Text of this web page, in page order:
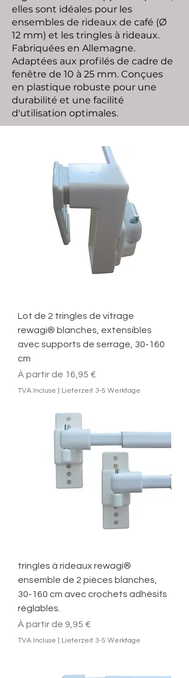
elles sont idéales pour les
ensembles de rideaux de café (Ø
12 mm) et les tringles à rideaux.
Fabriquées en Allemagne.
Adaptées aux profilés de cadre de
fenêtre de 10 à 25 mm. Conçues
en plastique robuste pour une
durabilité et une facilité
d'utilisation optimales.
Lot de 2 tringles de vitrage
rewagi® blanches, extensibles
avec supports de serrage, 30-160
cm
À partir de 16,95 €
Prix promotionnel
TVA Incluse Lieferzeit 3-5 Werktage
tringles à rideaux rewagi®
ensemble de 2 pièces blanches,
30-160 cm avec crochets adhésifs
réglables.
À partir de 9,95 €
Prix promotionnel
TVA Incluse Lieferzeit 3-5 Werktage